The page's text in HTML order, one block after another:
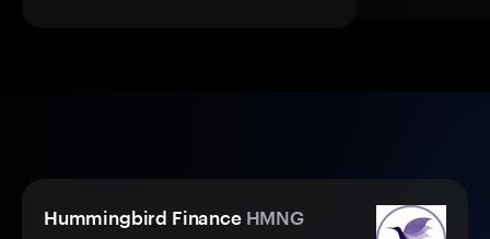
Hummingbird Finance HMNG